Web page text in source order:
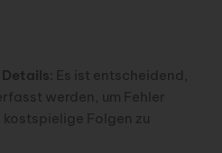
: Es ist entscheidend,
werden, um Fehler
Folgen zu